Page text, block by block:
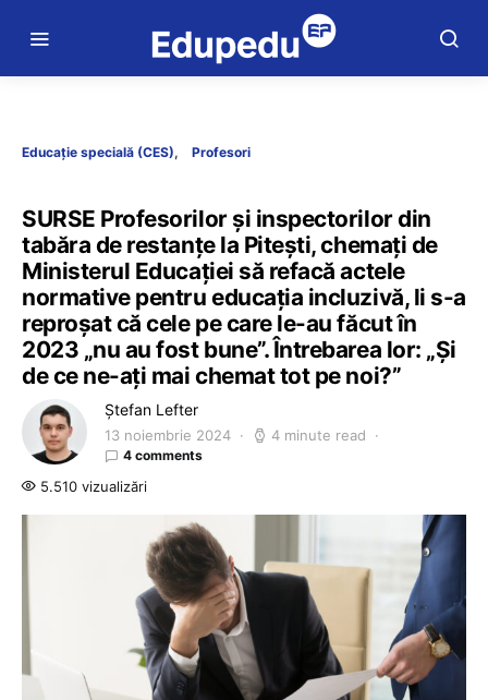
Educație specială (CES) Profesori
SURSE Profesorilor și inspectorilor din
tabăra de restanțe la Pitești, chemați de
Ministerul Educației să refacă actele
normative pentru educația incluzivă, li s-a
reproșat că cele pe care le-au făcut în
2023 „nu au fost bune”. Întrebarea lor: „Și
de ce ne-ați mai chemat tot pe noi?”
Ștefan Lefter
13 noiembrie 2024 4 minute read
4 comments
5.510 vizualizări